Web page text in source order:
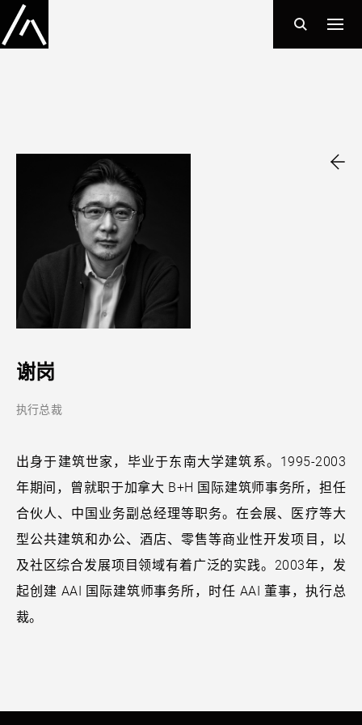
谢岗
执行总裁
出身于建筑世家，毕业于东南大学建筑系。1995-2003
年期间，曾就职于加拿大 B+H 国际建筑师事务所，担任
合伙人、中国业务副总经理等职务。在会展、医疗等大
型公共建筑和办公、酒店、零售等商业性开发项目，以
及社区综合发展项目领域有着广泛的实践。2003年，发
起创建 AAI 国际建筑师事务所，时任 AAI 董事，执行总
裁。